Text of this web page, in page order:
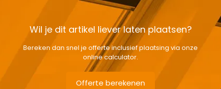
Wil je dit artikel liever laten plaatsen?
Bereken dan snel je offerte inclusief plaatsing via onze
online calculator.
Offerte berekenen